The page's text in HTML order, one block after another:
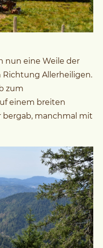
nun eine Weile der
Richtung Allerheiligen.
zum
einem breiten
bergab, manchmal mit